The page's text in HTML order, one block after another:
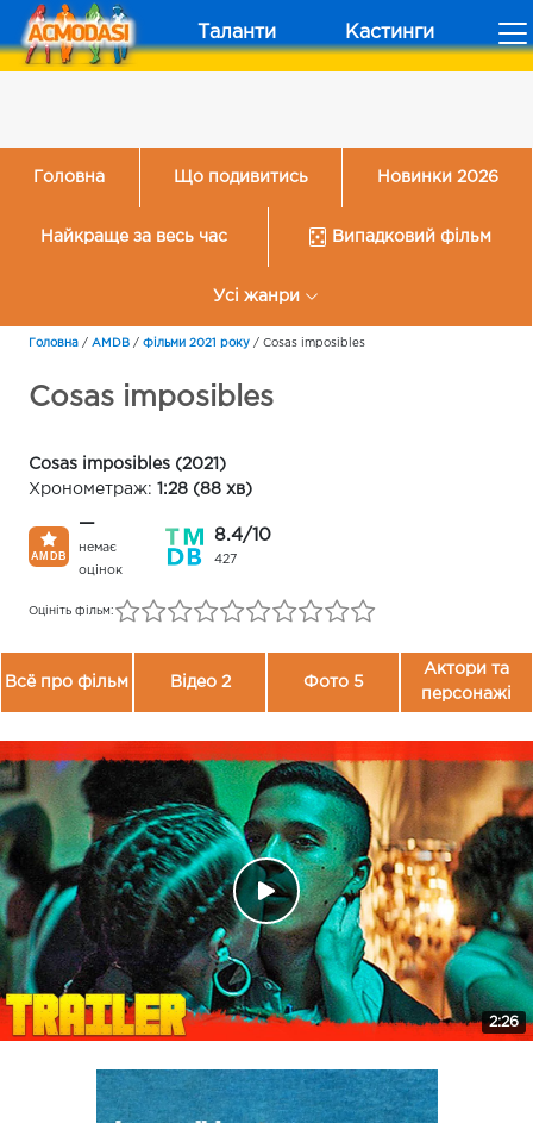
Таланти Кастинги
Головна Що подивитись Новинки 2026
Найкраще за весь час Випадковий фільм
Усі жанри
Головна / AMDB / Фільми 2021 року / Cosas imposibles
Cosas imposibles
Cosas imposibles (2021)
Хронометраж: 1:28 (88 хв)
—
немає
оцінок
8.4/10
427
Оцініть фільм:
Всё про фільм Відео 2 Фото 5
Актори та
персонажі
2:26